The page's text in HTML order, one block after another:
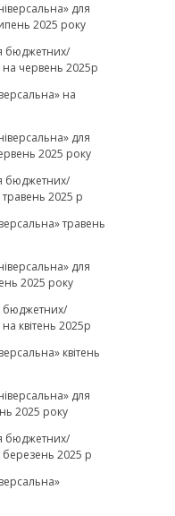
для
2025 року
бюджетних/
на червень 2025р
на
для
2025 року
бюджетних/
2025 р
травень
для
2025 року
бюджетних/
квітень 2025р
квітень
для
2025 року
бюджетних/
березень 2025 р